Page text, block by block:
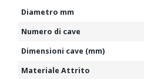
Diametro mm
Numero di cave
Dimensioni cave (mm)
Materiale Attrito